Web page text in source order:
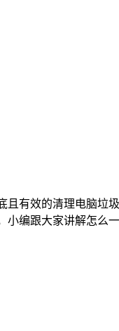
有效的清理电脑垃
小编跟大家讲解怎么